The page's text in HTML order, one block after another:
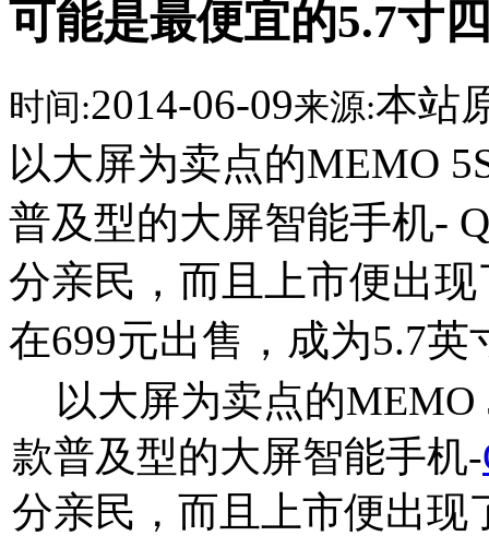
可能是最便宜的5.7寸
时间:2014-06-09来源:本站
以大屏为卖点的MEMO
普及型的大屏智能手机-
分亲民，而且上市便出
在699元出售，成为5.7英
以大屏为卖点的MEMO
款普及型的大屏智能手机-
分亲民，而且上市便出现